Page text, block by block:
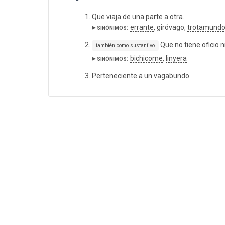
Que viajade una parte a otra.
▸ sinónimos: errante, giróvago,
también como sustantivo Que no tiene oficio ni
▸ sinónimos: bichicome, linyera
Perteneciente a un vagabundo.